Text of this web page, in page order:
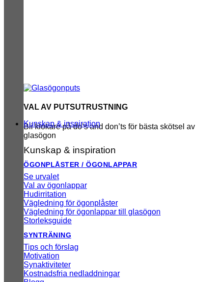
VAL AV PUTSUTRUSTNING
Bli klokare på do’s and don’ts för bästa skötsel av
glasögon
Kunskap & inspiration
Kunskap & inspiration
ÖGONPLÅSTER / ÖGONLAPPAR
Se urvalet
Val av ögonlappar
Hudirritation
Vägledning för ögonplåster
Vägledning för ögonlappar till glasögon
Storleksguide
SYNTRÄNING
Tips och förslag
Motivation
Synaktiviteter
Kostnadsfria nedladdningar